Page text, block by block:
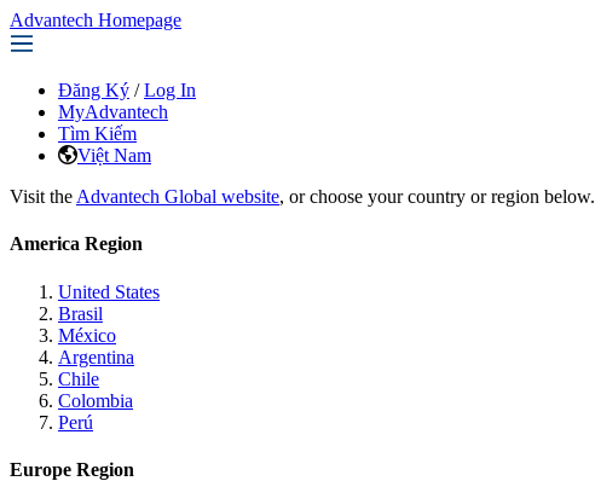
Advantech Homepage
Đăng Ký / Log In
MyAdvantech
Tìm Kiếm
Việt Nam
Visit the Advantech Global website, or choose your country or region below.
America Region
United States
Brasil
México
Argentina
Chile
Colombia
Perú
Europe Region